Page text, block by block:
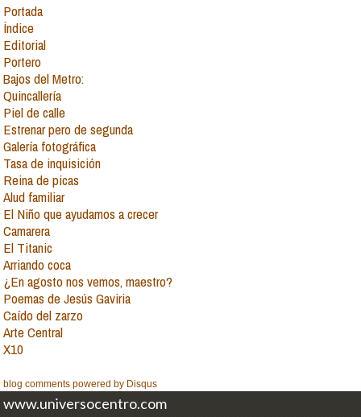
Portada
Índice
Editorial
Portero
Bajos del Metro:
Quincallería
Piel de calle
Estrenar pero de segunda
Galería fotográfica
Tasa de inquisición
Reina de picas
Alud familiar
El Niño que ayudamos a crecer
Camarera
El Titanic
Arriando coca
¿En agosto nos vemos, maestro?
Poemas de Jesús Gaviria
Caído del zarzo
Arte Central
X10
blog comments powered by Disqus
www.universocentro.com